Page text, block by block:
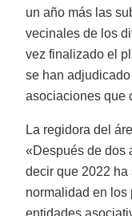
un año más las
vecinales de los
vez finalizado el
se han
asociaciones que
La regidora del
«Después de dos
decir que 2022
normalidad en los